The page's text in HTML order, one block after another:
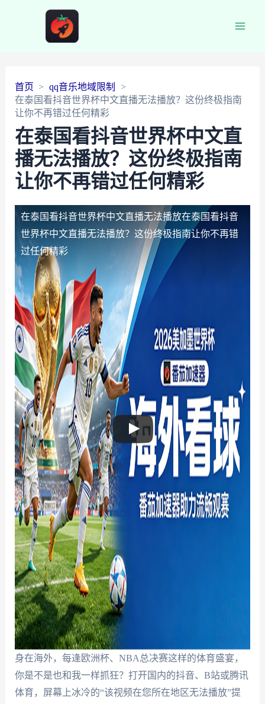
首页
qq音乐地域限制
在泰国看抖音世界杯中文直播无法播放？这份终极指南
让你不再错过任何精彩
在泰国看抖音世界杯中文直
播无法播放？这份终极指南
让你不再错过任何精彩
在泰国看抖音世界杯中文直播无法播放在泰国看抖音
世界杯中文直播无法播放？这份终极指南让你不再错
过任何精彩
身在海外，每逢欧洲杯、NBA总决赛这样的体育盛宴，
你是不是也和我一样抓狂？打开国内的抖音、B站或腾讯
体育，屏幕上冰冷的“该视频在您所在地区无法播放”提